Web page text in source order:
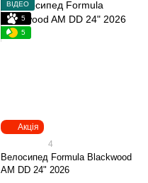
Акція
ВІДЕО
5
5
4
Велосипед Formula Blackwood
AM DD 24" 2026